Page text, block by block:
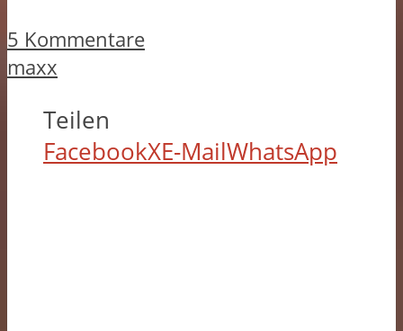
5 Kommentare
maxx
Teilen
FacebookXE-MailWhatsApp